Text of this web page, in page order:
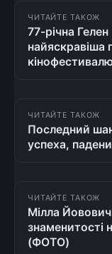
ЧИТАЙТЕ ТАКОЖ
77-річна
найяскравіша
ЧИТАЙТЕ ТАКОЖ
Последний
успеха,
ЧИТАЙТЕ ТАКОЖ
Мілла
знаменитості
(ФОТО)